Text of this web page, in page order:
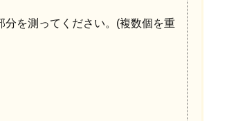
を測ってください。(複数個を重